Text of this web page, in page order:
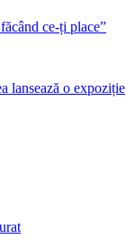
ce-ți place”
lansează o expoziție